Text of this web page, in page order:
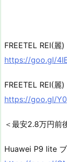
FREETEL REI(麗
https://goo.gl/
FREETEL REI(麗
https://goo.gl/
＜最安2.8万円前
Huawei P9 lite